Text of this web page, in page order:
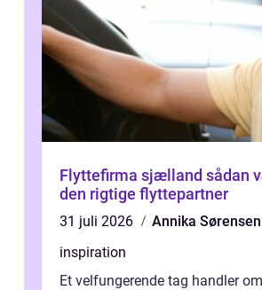
Flyttefirma sjælland sådan vælger du
den rigtige flyttepartner
31 juli 2026
Annika Sørensen
inspiration
Et velfungerende tag handler